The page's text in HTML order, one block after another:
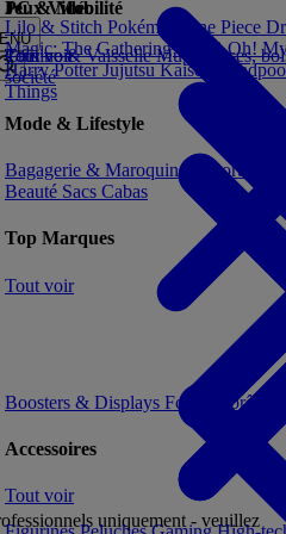
uniquement - veuillez
Jeux Vidéo
Tout voir
Cuisine & VaisselleMugs, tasses,
société
Mode & Lifestyle
Bagagerie & Maroquinerie
Porte-
Beauté Sacs Cabas
Top Marques
Tout voir
Boosters & Displays Formats prêts
Accessoires
Tout voir
PC & Mobilité
Tout voir
Lilo & Stitch Pokémon One Piece
Magic: The GatheringYu-Gi-Oh!
Harry PotterJujutsu Kaisen
Things